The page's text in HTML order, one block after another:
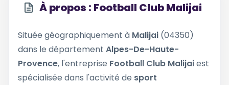
À propos : Football Club Malijai
Située géographiquement à Malijai (04350)
dans le département Alpes-De-Haute-
Provence, l'entreprise Football Club Malijaiest
spécialisée dans l'activité de sport